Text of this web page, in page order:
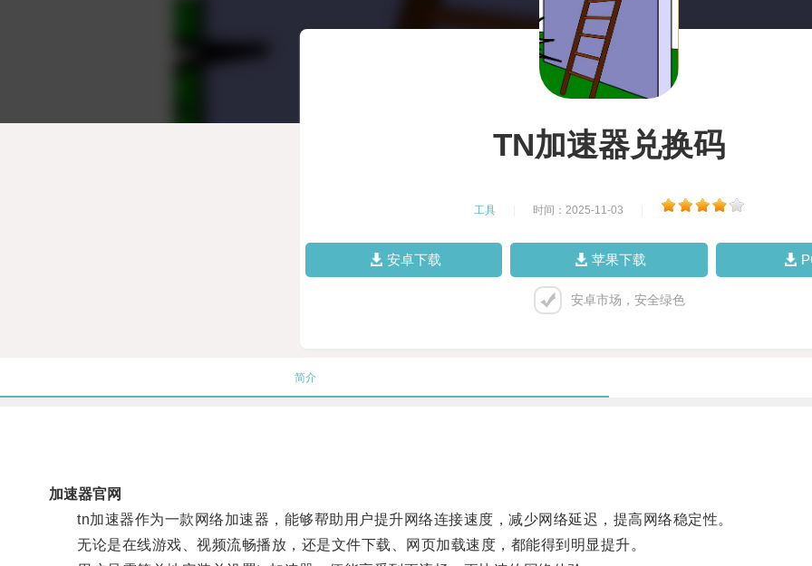
TN加速器兑换码
工具 时间：2025-11-03
安卓下载 苹果下载
安卓市场，安全绿色
简介
加速器官网
tn加速器作为一款网络加速器，能够帮助用户提升网络连接速度，减少网络延迟，提高网络稳定性。
无论是在线游戏、视频流畅播放，还是文件下载、网页加载速度，都能得到明显提升。